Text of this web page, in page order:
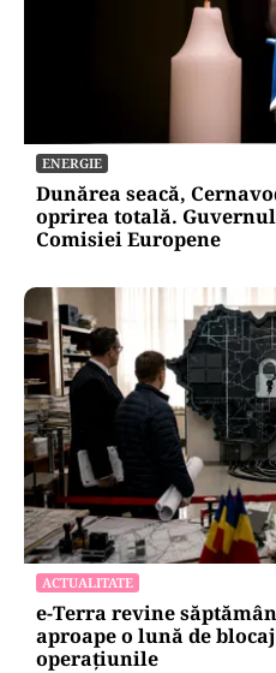
ENERGIE
Dunărea seacă,
oprirea totală.
Comisiei Europene
ACTUALITATE
e-Terra revine
aproape o lună de
operațiunile